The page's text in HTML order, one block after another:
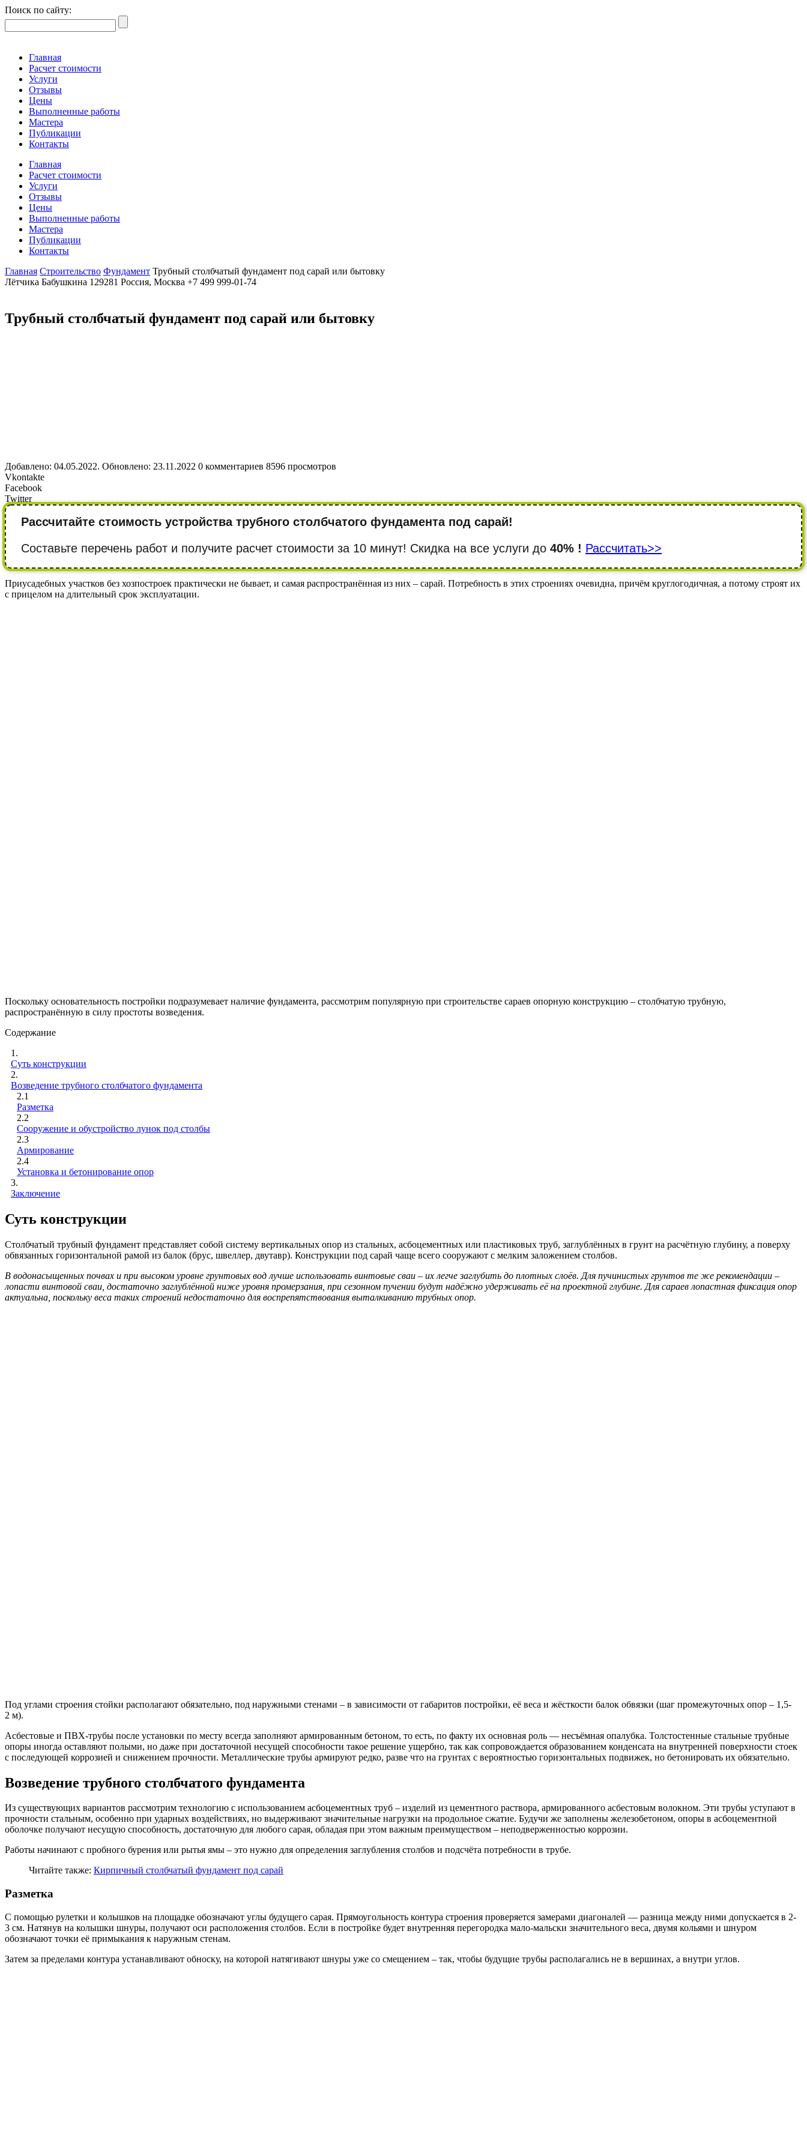
Поиск по сайту:
Главная
Расчет стоимости
Услуги
Отзывы
Цены
Выполненные работы
Мастера
Публикации
Контакты
Главная
Расчет стоимости
Услуги
Отзывы
Цены
Выполненные работы
Мастера
Публикации
Контакты
Главная Строительство Фундамент Трубный столбчатый фундамент под сарай или бытовку
Лётчика Бабушкина 129281 Россия, Москва +7 499 999-01-74
Трубный столбчатый фундамент под сарай или бытовку
Добавлено: 04.05.2022. Обновлено: 23.11.2022 0 комментариев 8596 просмотров
Vkontakte
Facebook
Twitter
Рассчитайте стоимость устройства трубного столбчатого фундамента под сарай!
Составьте перечень работ и получите расчет стоимости за 10 минут! Cкидка на все услуги до 40% ! Рассчитать>>
Приусадебных участков без хозпостроек практически не бывает, и самая распространённая из них – сарай. Потребность в этих строениях очевидна, причём круглогодичная, а потому строят их
с прицелом на длительный срок эксплуатации.
Поскольку основательность постройки подразумевает наличие фундамента, рассмотрим популярную при строительстве сараев опорную конструкцию – столбчатую трубную,
распространённую в силу простоты возведения.
Содержание
1.
Суть конструкции
2.
Возведение трубного столбчатого фундамента
2.1
Разметка
2.2
Сооружение и обустройство лунок под столбы
2.3
Армирование
2.4
Установка и бетонирование опор
3.
Заключение
Суть конструкции
Столбчатый трубный фундамент представляет собой систему вертикальных опор из стальных, асбоцементных или пластиковых труб, заглублённых в грунт на расчётную глубину, а поверху
обвязанных горизонтальной рамой из балок (брус, швеллер, двутавр). Конструкции под сарай чаще всего сооружают с мелким заложением столбов.
В водонасыщенных почвах и при высоком уровне грунтовых вод лучше использовать винтовые сваи – их легче заглубить до плотных слоёв. Для пучинистых грунтов те же рекомендации –
лопасти винтовой сваи, достаточно заглублённой ниже уровня промерзания, при сезонном пучении будут надёжно удерживать её на проектной глубине. Для сараев лопастная фиксация опор
актуальна, поскольку веса таких строений недостаточно для воспрепятствования выталкиванию трубных опор.
Под углами строения стойки располагают обязательно, под наружными стенами – в зависимости от габаритов постройки, её веса и жёсткости балок обвязки (шаг промежуточных опор – 1,5-
2 м).
Асбестовые и ПВХ-трубы после установки по месту всегда заполняют армированным бетоном, то есть, по факту их основная роль — несъёмная опалубка. Толстостенные стальные трубные
опоры иногда оставляют полыми, но даже при достаточной несущей способности такое решение ущербно, так как сопровождается образованием конденсата на внутренней поверхности стоек
с последующей коррозией и снижением прочности. Металлические трубы армируют редко, разве что на грунтах с вероятностью горизонтальных подвижек, но бетонировать их обязательно.
Возведение трубного столбчатого фундамента
Из существующих вариантов рассмотрим технологию с использованием асбоцементных труб – изделий из цементного раствора, армированного асбестовым волокном. Эти трубы уступают в
прочности стальным, особенно при ударных воздействиях, но выдерживают значительные нагрузки на продольное сжатие. Будучи же заполнены железобетоном, опоры в асбоцементной
оболочке получают несущую способность, достаточную для любого сарая, обладая при этом важным преимуществом – неподверженностью коррозии.
Работы начинают с пробного бурения или рытья ямы – это нужно для определения заглубления столбов и подсчёта потребности в трубе.
Читайте также: Кирпичный столбчатый фундамент под сарай
Разметка
С помощью рулетки и колышков на площадке обозначают углы будущего сарая. Прямоугольность контура строения проверяется замерами диагоналей — разница между ними допускается в 2-
3 см. Натянув на колышки шнуры, получают оси расположения столбов. Если в постройке будет внутренняя перегородка мало-мальски значительного веса, двумя кольями и шнуром
обозначают точки её примыкания к наружным стенам.
Затем за пределами контура устанавливают обноску, на которой натягивают шнуры уже со смещением – так, чтобы будущие трубы располагались не в вершинах, а внутри углов.